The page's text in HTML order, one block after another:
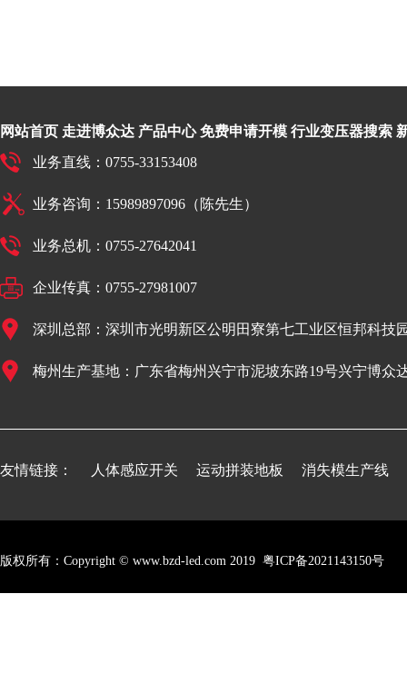
网站首页 走进博众达 产品中心 免费申请开模 行业变压器搜索
业务直线：0755-33153408
业务咨询：15989897096（陈先生）
业务总机：0755-27642041
企业传真：0755-27981007
深圳总部：深圳市光明新区公明田寮第七工业区恒邦科技
梅州生产基地：广东省梅州兴宁市泥坡东路19号兴宁博众
友情链接： 人体感应开关 运动拼装地板 消失模生产线
版权所有：Copyright © www.bzd-led.com 2019 粤ICP备2021143150号